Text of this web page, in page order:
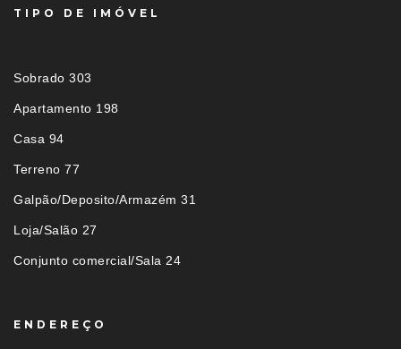
TIPO DE IMÓVEL
Sobrado 303
Apartamento 198
Casa 94
Terreno 77
Galpão/Deposito/Armazém 31
Loja/Salão 27
Conjunto comercial/Sala 24
ENDEREÇO